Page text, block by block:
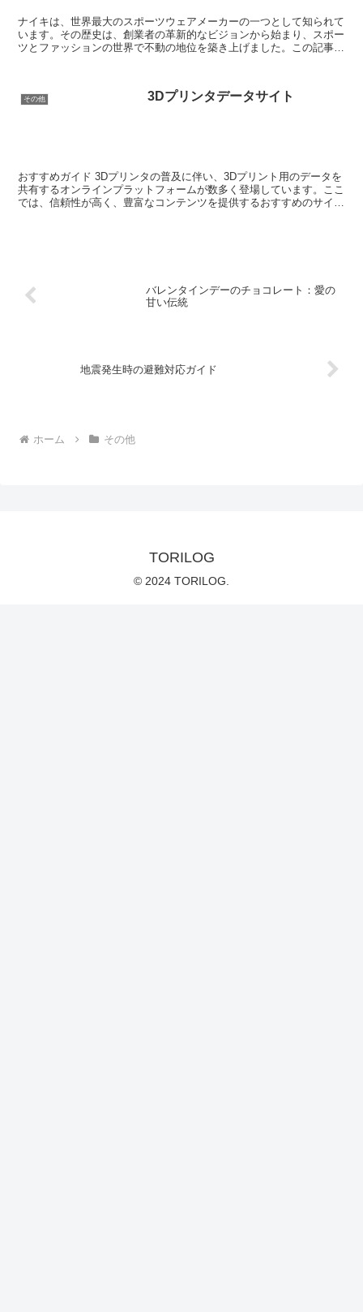
ナイキは、世界最大のスポーツウェアメーカーの一つとして知られて
います。その歴史は、創業者の革新的なビジョンから始まり、スポー
ツとファッションの世界で不動の地位を築き上げました。この記事で
その他 3Dプリンタデータサイト
おすすめガイド 3Dプリンタの普及に伴い、3Dプリント用のデータを
共有するオンラインプラットフォームが数多く登場しています。ここ
では、信頼性が高く、豊富なコンテンツを提供するおすすめのサイト
バレンタインデーのチョコレート：愛の
甘い伝統
地震発生時の避難対応ガイド
ホーム その他
TORILOG
© 2024 TORILOG.